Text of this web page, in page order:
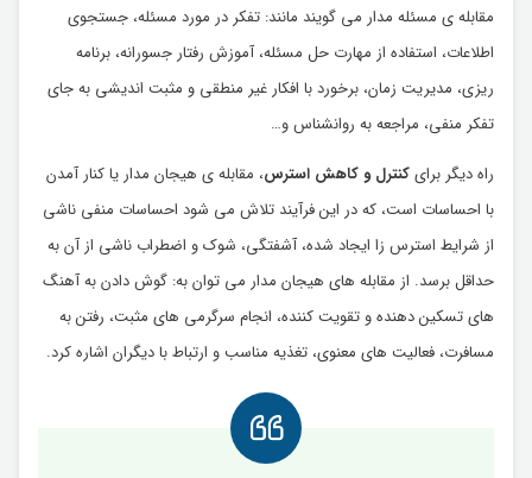
مقابله ی مسئله مدار می گویند مانند: تفکر در مورد مسئله، جستجوی
اطلاعات، استفاده از مهارت حل مسئله، آموزش رفتار جسورانه، برنامه
ریزی، مدیریت زمان، برخورد با افکار غیر منطقی و مثبت اندیشی به جای
تفکر منفی، مراجعه به روانشناس و…
راه دیگر برایکنترل و کاهش استرس، مقابله ی هیجان مدار یا کنار آمدن
با احساسات است، که در این فرآیند تلاش می شود احساسات منفی ناشی
از شرایط استرس زا ایجاد شده، آشفتگی، شوک و اضطراب ناشی از آن به
حداقل برسد. از مقابله های هیجان مدار می توان به: گوش دادن به آهنگ
های تسکین دهنده و تقویت کننده، انجام سرگرمی های مثبت، رفتن به
مسافرت، فعالیت های معنوی، تغذیه مناسب و ارتباط با دیگران اشاره کرد.